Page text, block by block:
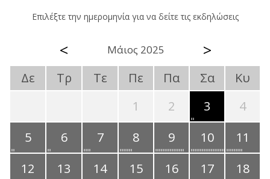
Επιλέξτε την ημερομηνία για να δείτε τις εκδηλώσεις
< Μάιος 2025 >
Δε Τρ Τε Πε Πα Σα
Κυ
1
2 3
4
5
6 7 8 9 10
11
12
13 14 15 16 17 18